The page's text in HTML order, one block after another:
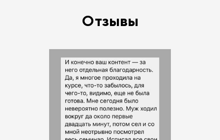
Отзывы